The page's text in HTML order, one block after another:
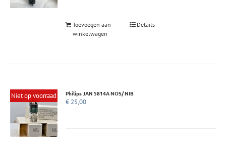
Toevoegen aan
winkelwagen
Details
Niet op voorraad Philips JAN 5814A NOS/ NIB
€ 25,00